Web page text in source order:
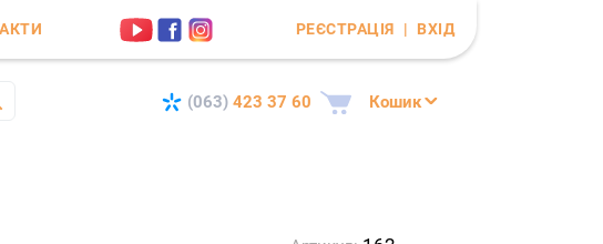
РЕЄСТРАЦІЯ | ВХІД
(063) 423 37 60 Кошик